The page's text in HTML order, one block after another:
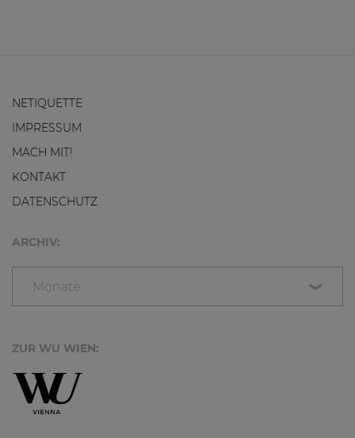
NETIQUETTE
IMPRESSUM
MACH MIT!
KONTAKT
DATENSCHUTZ
ARCHIV:
Monate
ZUR WU WIEN: